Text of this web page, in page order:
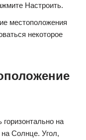
Настроить.
местоположения
некоторое
на
Солнце. Угол,